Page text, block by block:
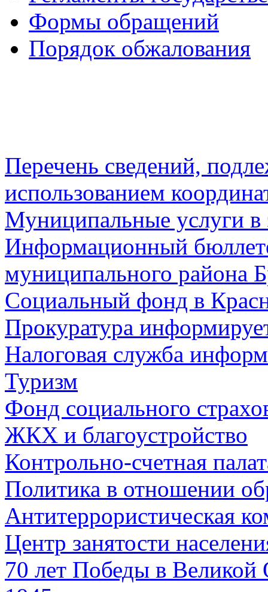
Формы обращений
Порядок обжалования
Перечень сведений,
использованием
Муниципальные услуги в
Информационный
муниципального района
Социальный фонд в
Прокуратура
Налоговая служба
Туризм
Фонд социального
ЖКХ и благоустройство
Контрольно-счетная
Политика в отношении
Антитеррористическая
Центр занятости
70 лет Победы в Великой